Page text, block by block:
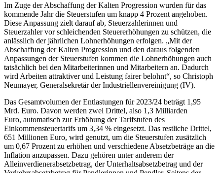
Im Zuge der Abschaffung der Kalten Progression wurden für das
kommende Jahr die Steuerstufen um knapp 4 Prozent angehoben.
Diese Anpassung zielt darauf ab, Steuerzahlerinnen und
Steuerzahler vor schleichenden Steuererhöhungen zu schützen, die
anlässlich der jährlichen Lohnerhöhungen erfolgen. „Mit der
Abschaffung der Kalten Progression und den daraus folgenden
Anpassungen der Steuerstufen kommen die Lohnerhöhungen auch
tatsächlich bei den Mitarbeiterinnen und Mitarbeitern an. Dadurch
wird Arbeiten attraktiver und Leistung fairer belohnt“, so Christoph
Neumayer, Generalsekretär der Industriellenvereinigung (IV).
Das Gesamtvolumen der Entlastungen für 2023/24 beträgt 1,95
Mrd. Euro. Davon werden zwei Drittel, also 1,3 Milliarden
Euro, automatisch zur Erhöhung der Tarifstufen des
Einkommensteuertarifs um 3,34 % eingesetzt. Das restliche Drittel,
651 Millionen Euro, wird genutzt, um die Steuerstufen zusätzlich
um 0,67 Prozent zu erhöhen und verschiedene Absetzbeträge an die
Inflation anzupassen. Dazu gehören unter anderem der
Alleinverdienerabsetzbetrag, der Unterhaltsabsetzbetrag und der